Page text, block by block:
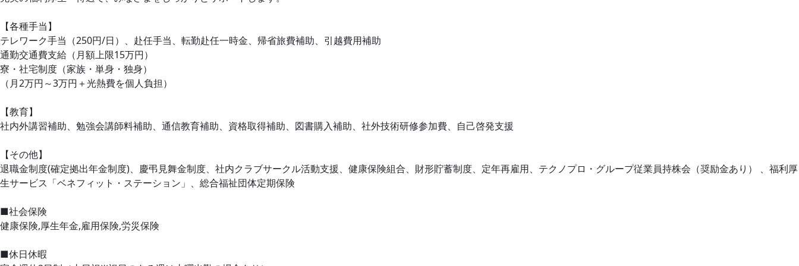
【各種手当】
テレワーク手当（250円/日）、赴任手当、転勤赴任一時金、帰省旅費補助、引越費用補助
通勤交通費支給（月額上限15万円）
寮・社宅制度（家族・単身・独身）
（月2万円～3万円＋光熱費を個人負担）
【教育】
社内外講習補助、勉強会講師料補助、通信教育補助、資格取得補助、図書購入補助、社外技術研修参加費、自己啓発支援
【その他】
退職金制度(確定拠出年金制度)、慶弔見舞金制度、社内クラブサークル活動支援、健康保険組合、財形貯蓄制度、定年再雇用、テクノプロ・グループ従業員持株会（奨励金あり） 、福利厚
生サービス「ベネフィット・ステーション」、総合福祉団体定期保険
■社会保険
健康保険,厚生年金,雇用保険,労災保険
■休日休暇